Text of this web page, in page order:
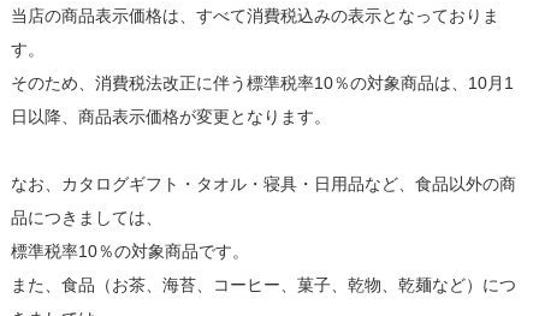
当店の商品表示価格は、すべて消費税込みの表示となっておりま
す。
そのため、消費税法改正に伴う標準税率10％の対象商品は、10月1
日以降、商品表示価格が変更となります。
なお、カタログギフト・タオル・寝具・日用品など、食品以外の商
品につきましては、
標準税率10％の対象商品です。
また、食品（お茶、海苔、コーヒー、菓子、乾物、乾麺など）につ